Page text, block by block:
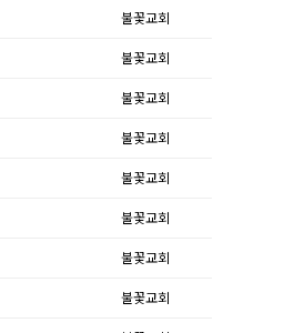
불꽃교회
불꽃교회
불꽃교회
불꽃교회
불꽃교회
불꽃교회
불꽃교회
불꽃교회